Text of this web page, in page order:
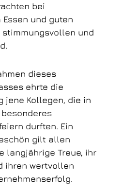
bei
und guten
stimmungsvollen und
dieses
ehrte die
jene Kollegen, die in
durften. Ein
gilt allen
langjährige Treue, ihr
ihren wertvollen